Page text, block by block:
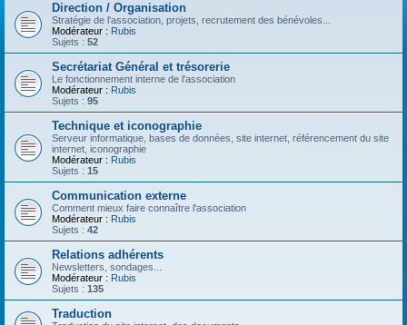
Direction / Organisation
Stratégie de l'association, projets, recrutement des bénévoles...
Modérateur : Rubis
Sujets : 52
Secrétariat Général et trésorerie
Le fonctionnement interne de l'association
Modérateur : Rubis
Sujets : 95
Technique et iconographie
Serveur informatique, bases de données, site internet, référencement du site
internet, iconographie
Modérateur : Rubis
Sujets : 15
Communication externe
Comment mieux faire connaître l'association
Modérateur : Rubis
Sujets : 42
Relations adhérents
Newsletters, sondages...
Modérateur : Rubis
Sujets : 135
Traduction